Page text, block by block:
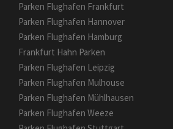
Parken Flughafen Frankfurt
Parken Flughafen Hannover
Parken Flughafen Hamburg
Frankfurt Hahn Parken
Parken Flughafen Leipzig
Parken Flughafen Mulhouse
Parken Flughafen Mühlhausen
Parken Flughafen Weeze